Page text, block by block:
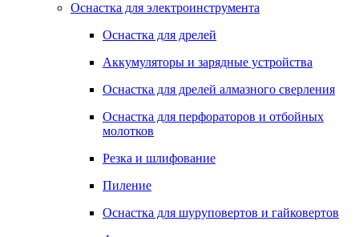
Оснастка для электроинструмента
Оснастка для дрелей
Аккумуляторы и зарядные устройства
Оснастка для дрелей алмазного сверления
Оснастка для перфораторов и отбойных
молотков
Резка и шлифование
Пиление
Оснастка для шуруповертов и гайковертов